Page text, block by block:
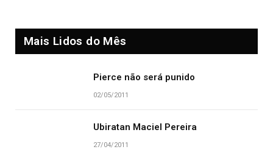
Mais Lidos do Mês
Pierce não será punido
02/05/2011
Ubiratan Maciel Pereira
27/04/2011